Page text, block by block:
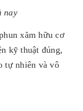
nay
xăm hữu cơ
kỹ thuật đúng,
tự nhiên và vô